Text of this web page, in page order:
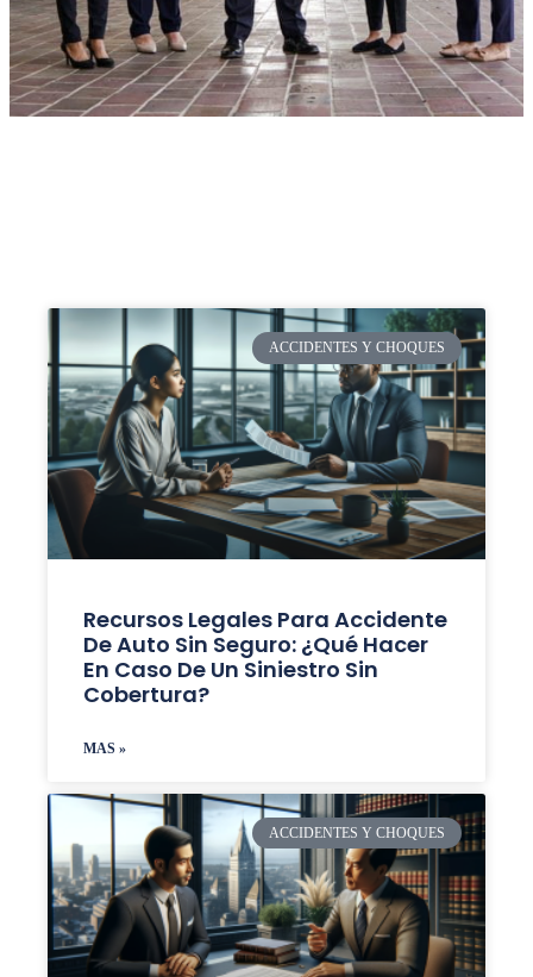
ACCIDENTES Y CHOQUES
Recursos Legales Para Accidente
De Auto Sin Seguro: ¿Qué Hacer
En Caso De Un Siniestro Sin
Cobertura?
MAS »
ACCIDENTES Y CHOQUES